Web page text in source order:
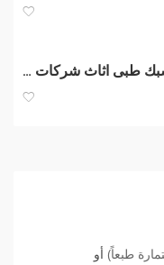
مكاتب مدير كراسى شبك طبى اثاث شركات مكاتب مديرين تصميمات عصرية
طبعاً) أو